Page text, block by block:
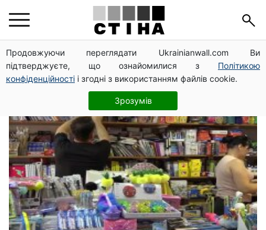
Продовжуючи переглядати Ukrainianwall.com Ви
підтверджуєте, що ознайомилися з Політикою
конфіденційності і згодні з використанням файлів cookie.
Зрозумів
помощь